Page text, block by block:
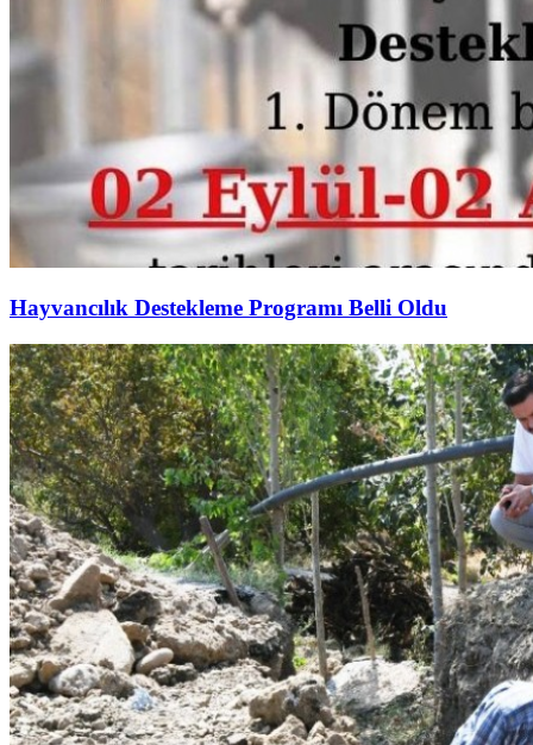
Hayvancılık Destekleme Programı Belli Oldu